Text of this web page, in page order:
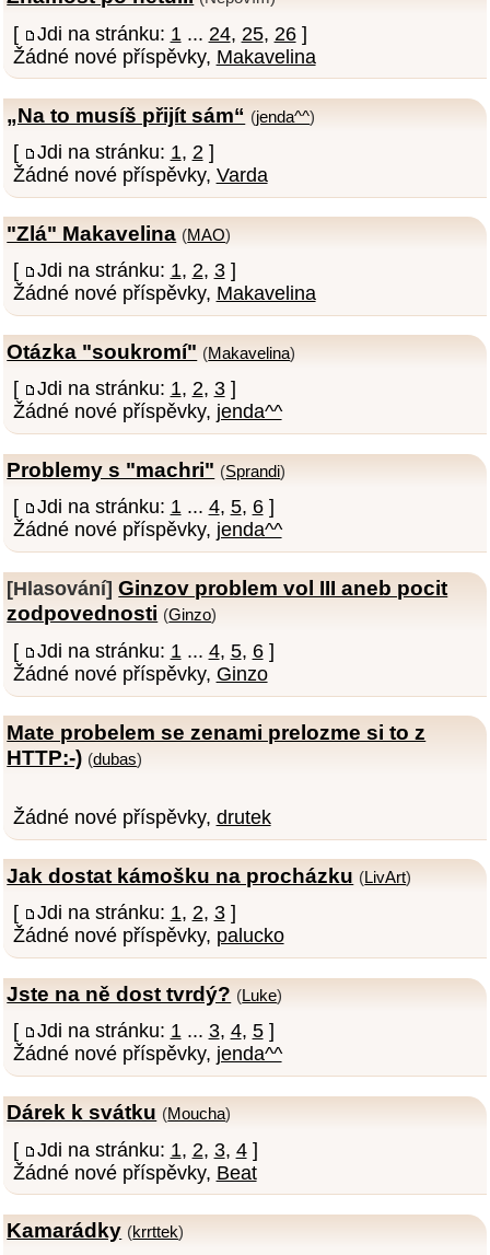
[ Jdi na stránku: 1 ... 24, 25, 26]
Žádné nové příspěvky, Makavelina
„Na to musíš přijít sám“ (jenda^^)
[ Jdi na stránku: 1, 2 ]
Žádné nové příspěvky, Varda
"Zlá" Makavelina (MAO)
[ Jdi na stránku: 1, 2, 3]
Žádné nové příspěvky, Makavelina
Otázka "soukromí" (Makavelina)
[ Jdi na stránku: 1, 2, 3]
Žádné nové příspěvky, jenda^^
Problemy s "machri" (Sprandi)
[ Jdi na stránku: 1... 4, 5, 6]
Žádné nové příspěvky, jenda^^
[Hlasování] Ginzov problem vol III aneb pocit
zodpovednosti (Ginzo)
[ Jdi na stránku: 1 ... 4, 5, 6]
Žádné nové příspěvky, Ginzo
Mate probelem se zenami prelozme si to z
HTTP:-) (dubas)
Žádné nové příspěvky, drutek
Jak dostat kámošku na procházku (LivArt)
[ Jdi na stránku: 1, 2, 3]
Žádné nové příspěvky, palucko
Jste na ně dost tvrdý? (Luke)
[ Jdi na stránku: 1... 3, 4, 5]
Žádné nové příspěvky, jenda^^
Dárek k svátku (Moucha)
[ Jdi na stránku: 1, 2, 3, 4]
Žádné nové příspěvky, Beat
Kamarádky (krrttek)